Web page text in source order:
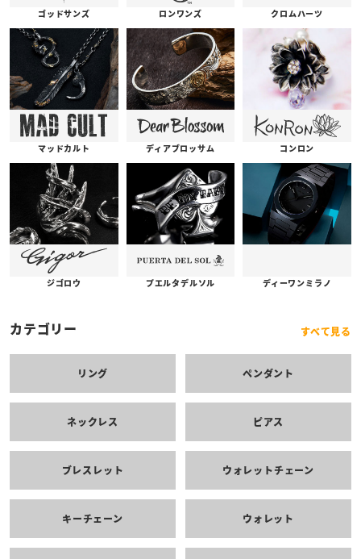
ゴッドサンズ ロンワンズ クロムハーツ
マッドカルト ディアブロッサム コンロン
ジゴロウ プエルタデルソル ディーワンミラノ
カテゴリー すべて見る
リング ペンダント
ネックレス ピアス
ブレスレット ウォレットチェーン
キーチェーン ウォレット